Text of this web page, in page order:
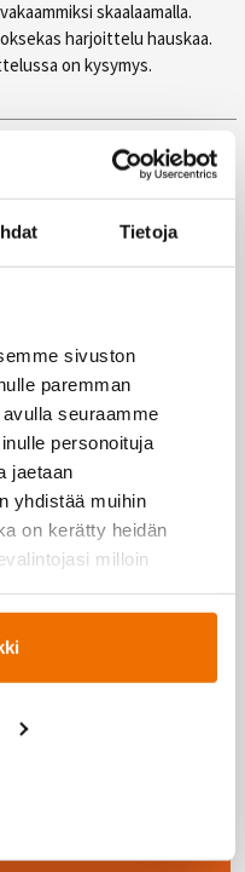
Tietoja
sivuston
paremman
seuraamme
personoituja
jaetaan
yhdistää muihin
on kerätty heidän
milloin
skaalaamalla.
harjoittelu hauskaa.
on kysymys.
Liikuntakeskus
on syystä
Oulun
paljon treenitilaa, yli 400 m²
aloittelijoiden kuin
Hukasta löydät
Studion.
jäsenyydellä –
→